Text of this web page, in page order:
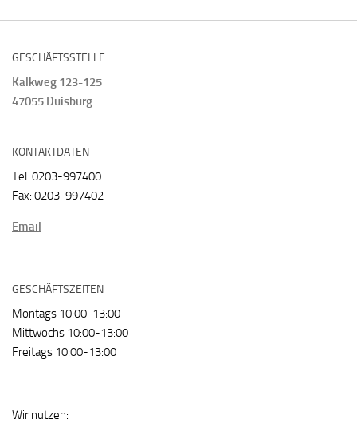
GESCHÄFTSSTELLE
Kalkweg 123-125
47055 Duisburg
KONTAKTDATEN
Tel: 0203-997400
Fax: 0203-997402
Email
GESCHÄFTSZEITEN
Montags 10:00-13:00
Mittwochs 10:00-13:00
Freitags 10:00-13:00
Wir nutzen: